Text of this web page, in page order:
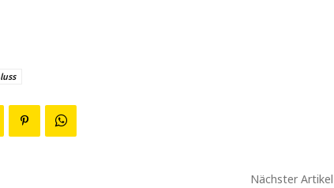
Nächster Artikel